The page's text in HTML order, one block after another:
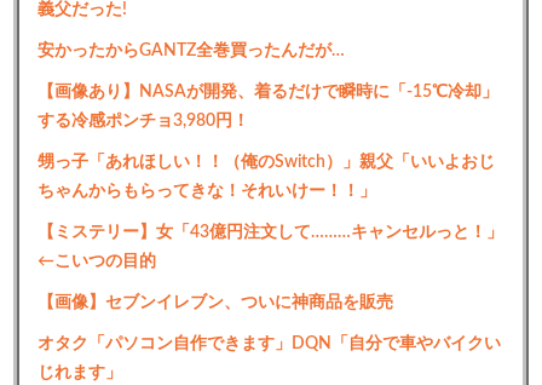
義父だった!
安かったからGANTZ全巻買ったんだが…
【画像あり】NASAが開発、着るだけで瞬時に「-15℃冷却」
する冷感ポンチョ3,980円！
甥っ子「あれほしい！！（俺のSwitch）」親父「いいよおじ
ちゃんからもらってきな！それいけー！！」
【ミステリー】女「43億円注文して………キャンセルっと！」
←こいつの目的
【画像】セブンイレブン、ついに神商品を販売
オタク「パソコン自作できます」DQN「自分で車やバイクい
じれます」